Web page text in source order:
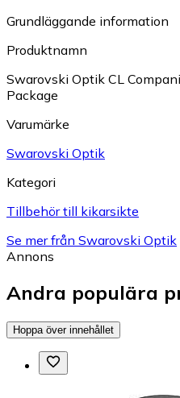
Grundläggande information
Produktnamn
Swarovski Optik CL
Package
Varumärke
Swarovski Optik
Kategori
Tillbehör till kikarsikte
Se mer från Swarovski Optik
Annons
Andra populära
Hoppa över innehållet